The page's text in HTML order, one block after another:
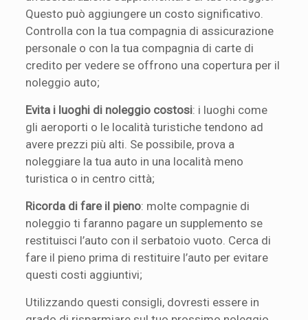
Questo può aggiungere un costo significativo.
Controlla con la tua compagnia di assicurazione
personale o con la tua compagnia di carte di
credito per vedere se offrono una copertura per il
noleggio auto;
Evita i luoghi di noleggio costosi: i luoghi come
gli aeroporti o le località turistiche tendono ad
avere prezzi più alti. Se possibile, prova a
noleggiare la tua auto in una località meno
turistica o in centro città;
Ricorda di fare il pieno: molte compagnie di
noleggio ti faranno pagare un supplemento se
restituisci l’auto con il serbatoio vuoto. Cerca di
fare il pieno prima di restituire l’auto per evitare
questi costi aggiuntivi;
Utilizzando questi consigli, dovresti essere in